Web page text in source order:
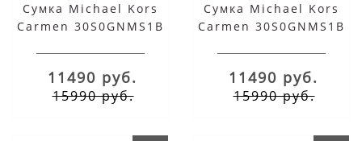
Сумка Michael Kors
Carmen 30S0GNMS1B
11490 руб.
15990 руб.
Сумка Michael Kors
Carmen 30S0GNMS1B
11490 руб.
15990 руб.